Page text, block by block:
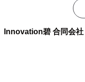
Innovation碧 合同会社